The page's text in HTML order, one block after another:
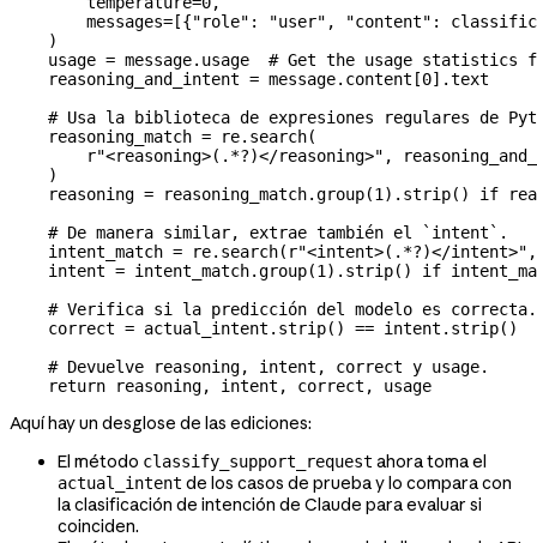
        messages
= [{"role" : "user" , "content" :
    )
    usage
= message.usage # Get the usage statistics
    reasoning_and_intent
= message.content[0].text
# Usa la biblioteca de expresiones regulares de
    reasoning_match
= re.search(
        r
"<reasoning>( . *?)</reasoning>" ,
    )
    reasoning
= reasoning_match.group(1 ).strip() if
    # De manera similar, extrae también el `intent`.
    intent_match
= re.search( r"<intent>( . *?)</intent>"
    intent
= intent_match.group(1 ).strip() if
    # Verifica si la predicción del modelo es correcta.
    correct
= actual_intent.strip() == intent.strip()
    # Devuelve reasoning, intent, correct y usage.
    return
reasoning, intent, correct, usage
Aquí hay un desglose de las ediciones:
El método classify_support_request ahora toma el
actual_intent de los casos de prueba y lo compara con
la clasificación de intención de Claude para evaluar si
coinciden.